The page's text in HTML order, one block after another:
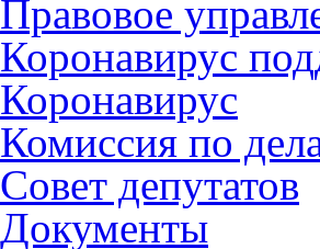
Правовое
Коронавирус
Коронавирус
Комиссия по
Совет депутатов
Документы